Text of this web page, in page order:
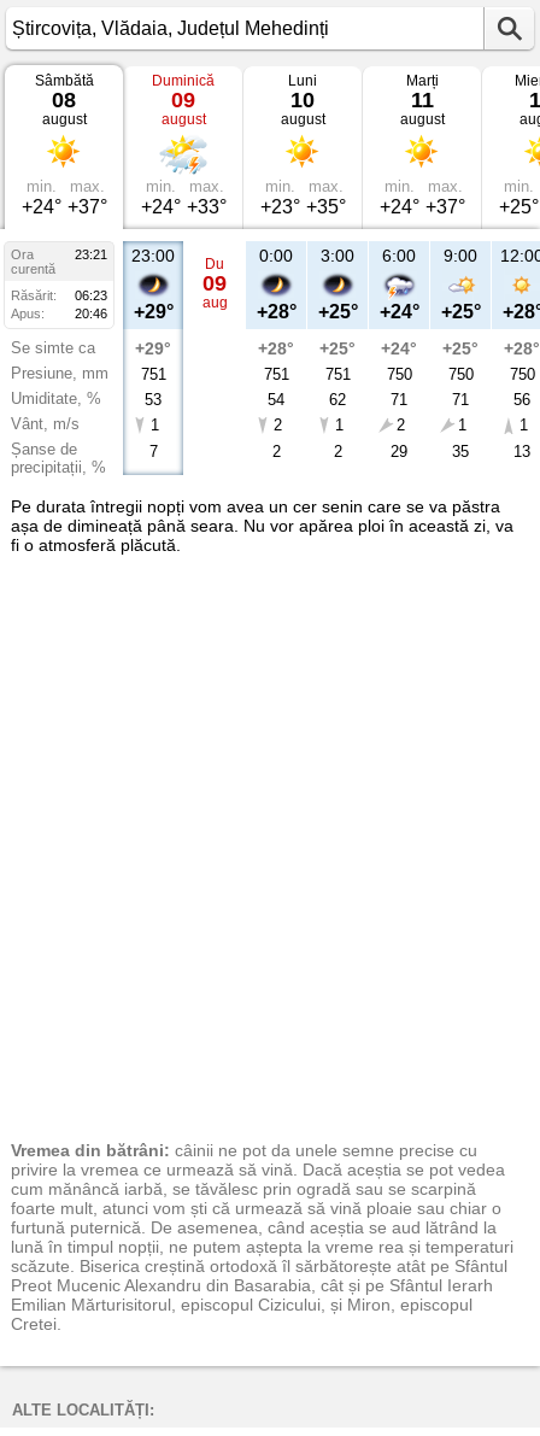
Vremea
Ștircovița
Vlădaia,
Județul
Mehedinți
Sâmbătă
08
august
min.
+24°
max.
+37°
Duminică
09
august
min.
+24°
max.
+33°
Luni
10
august
min.
+23°
max.
+35°
Marți
11
august
min.
+24°
max.
+37°
min.
+25°
Ora
23:21
curentă
Răsărit:
06:23
Apus:
20:46
Se simte ca
Presiune, mm
Umiditate, %
Vânt, m/s
Șanse de
precipitații, %
23:00
+29°
+29°
751
53
1
7
Du
09
aug
0:00
+28°
+28°
751
54
2
2
3:00
+25°
+25°
751
62
1
2
6:00
+24°
+24°
750
71
2
29
9:00
+25°
+25°
750
71
1
35
+28°
750
56
1
13
Pe durata întregii nopți vom avea un cer senin care se va păstra
așa de dimineață până seara. Nu vor apărea ploi în această zi, va
fi o atmosferă plăcută.
Vremea din bătrâni: câinii ne pot da unele semne precise cu
privire la vremea ce urmează să vină. Dacă aceștia se pot vedea
cum mănâncă iarbă, se tăvălesc prin ogradă sau se scarpină
foarte mult, atunci vom ști că urmează să vină ploaie sau chiar o
furtună puternică. De asemenea, când aceștia se aud lătrând la
lună în timpul nopții, ne putem aștepta la vreme rea și temperaturi
scăzute. Biserica creștină ortodoxă îl sărbătorește atât pe Sfântul
Preot Mucenic Alexandru din Basarabia, cât și pe Sfântul Ierarh
Emilian Mărturisitorul, episcopul Cizicului, și Miron, episcopul
Cretei.
ALTE LOCALITĂȚI: